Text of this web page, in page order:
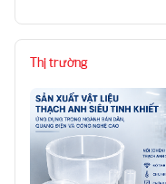
Thị trường